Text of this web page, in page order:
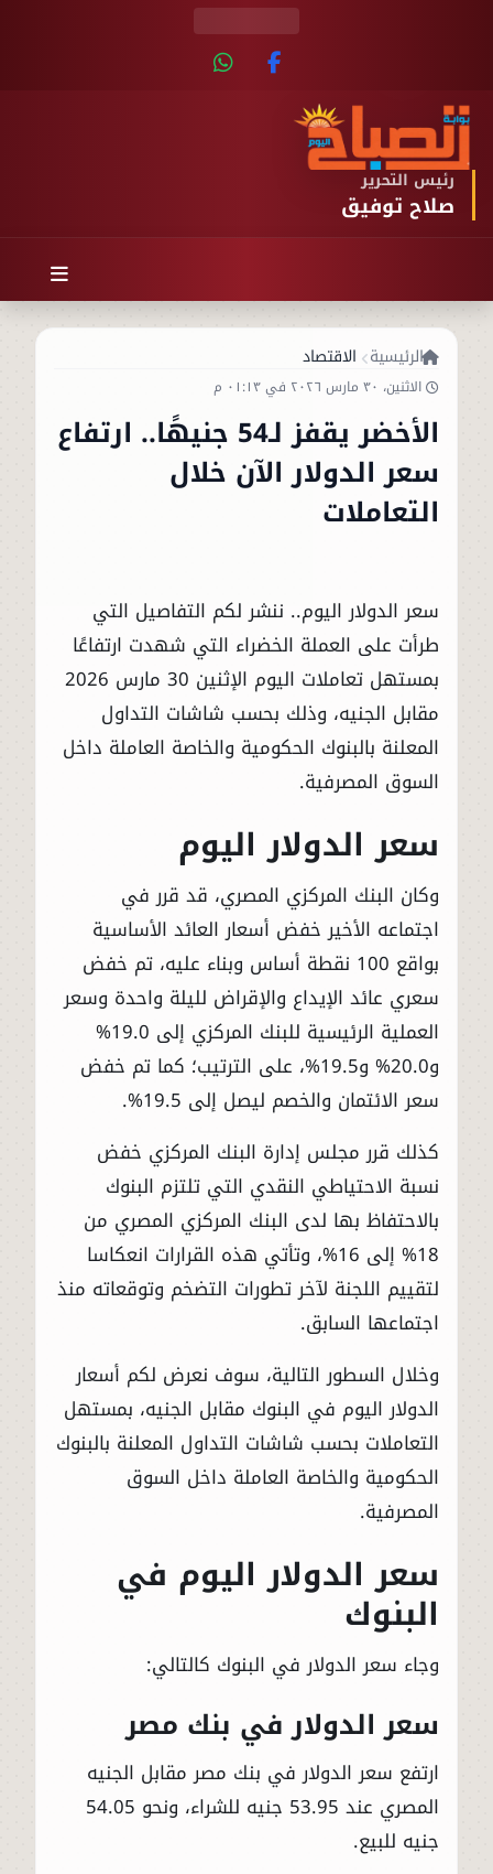
رئيس التحرير
صلاح توفيق
الرئيسية الاقتصاد
الاثنين، ٣٠ مارس ٢٠٢٦ في ٠١:١٣ م
الأخضر يقفز لـ54 جنيهًا.. ارتفاع
سعر الدولار الآن خلال
التعاملات
سعر الدولار اليوم.. ننشر لكم التفاصيل التي
طرأت على العملة الخضراء التي شهدت ارتفاعًا
بمستهل تعاملات اليوم الإثنين 30 مارس 2026
مقابل الجنيه، وذلك بحسب شاشات التداول
المعلنة بالبنوك الحكومية والخاصة العاملة داخل
السوق المصرفية.
سعر الدولار اليوم
وكان البنك المركزي المصري، قد قرر في
اجتماعه الأخير خفض أسعار العائد الأساسية
بواقع 100 نقطة أساس وبناء عليه، تم خفض
سعري عائد الإيداع والإقراض لليلة واحدة وسعر
العملية الرئيسية للبنك المركزي إلى 19.0%
و20.0% و19.5%، على الترتيب؛ كما تم خفض
سعر الائتمان والخصم ليصل إلى 19.5%.
كذلك قرر مجلس إدارة البنك المركزي خفض
نسبة الاحتياطي النقدي التي تلتزم البنوك
بالاحتفاظ بها لدى البنك المركزي المصري من
18% إلى 16%، وتأتي هذه القرارات انعكاسا
لتقييم اللجنة لآخر تطورات التضخم وتوقعاته منذ
اجتماعها السابق.
وخلال السطور التالية، سوف نعرض لكم أسعار
الدولار اليوم في البنوك مقابل الجنيه، بمستهل
التعاملات بحسب شاشات التداول المعلنة بالبنوك
الحكومية والخاصة العاملة داخل السوق
المصرفية.
سعر الدولار اليوم في
البنوك
وجاء سعر الدولار في البنوك كالتالي:
سعر الدولار في بنك مصر
ارتفع سعر الدولار في بنك مصر مقابل الجنيه
المصري عند 53.95 جنيه للشراء، ونحو 54.05
جنيه للبيع.